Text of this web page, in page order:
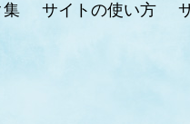
集 サイトの使い方